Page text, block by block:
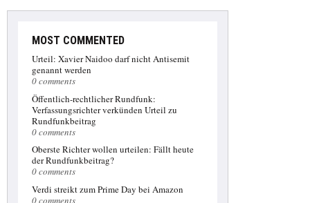
Deutschland: Opel soll im Diesel-Skandal in Kürze
Das Kraftfahrbundesamt hatte 2016 bei Fahrzeugen
mehrerer Hersteller Nachrüstungen wegen
Konzernen scheine "bis heute noch nicht
angekommen, dass sich endlich etwas ändern
muss", kritisierte Krischer.
Nach Höhlen-Drama : Rettungstaucher überlegt
Klage gegen Tesla-Gründer Elon Musk
Eine Führungsleine hilft den Rettungstauchern,
durch das schlammige Wasser in der Höhle zu
navigieren. Später löschte er die Tweets wieder,
MOST COMMENTED
Urteil: Xavier Naidoo darf nicht Antisemit
genannt werden
0 comments
Öffentlich-rechtlicher Rundfunk:
Verfassungsrichter verkünden Urteil zu
Rundfunkbeitrag
0 comments
Oberste Richter wollen urteilen: Fällt heute
der Rundfunkbeitrag?
0 comments
Verdi streikt zum Prime Day bei Amazon
0 comments